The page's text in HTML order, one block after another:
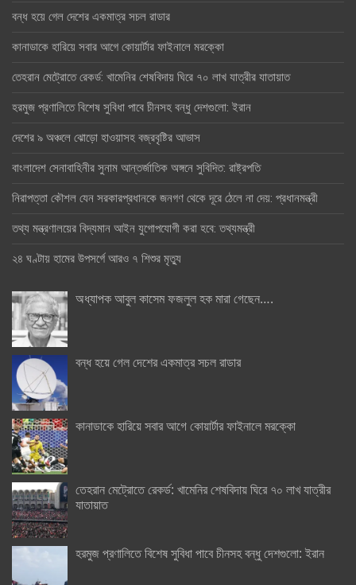
বন্ধ হয়ে গেল দেশের একমাত্র সচল রাডার
কানাডাকে হারিয়ে সবার আগে কোয়ার্টার ফাইনালে মরক্কো
তেহরান মেট্রোতে রেকর্ড: খামেনির শেষবিদায় ঘিরে ৭০ লাখ যাত্রীর যাতায়াত
হরমুজ প্রণালিতে বিশেষ সুবিধা পাবে চীনসহ বন্ধু দেশগুলো: ইরান
দেশের ৯ অঞ্চলে ঝোড়ো হাওয়াসহ বজ্রবৃষ্টির আভাস
বাংলাদেশ সেনাবাহিনীর সুনাম আন্তর্জাতিক অঙ্গনে সুবিদিত: রাষ্ট্রপতি
নিরাপত্তা কৌশল যেন সরকারপ্রধানকে জনগণ থেকে দূরে ঠেলে না দেয়: প্রধানমন্ত্রী
তথ্য মন্ত্রণালয়ের বিদ্যমান আইন যুগোপযোগী করা হবে: তথ্যমন্ত্রী
২৪ ঘণ্টায় হামের উপসর্গে আরও ৭ শিশুর মৃত্যু
অধ্যাপক আবুল কাসেম ফজলুল হক মারা গেছেন….
বন্ধ হয়ে গেল দেশের একমাত্র সচল রাডার
কানাডাকে হারিয়ে সবার আগে কোয়ার্টার ফাইনালে মরক্কো
তেহরান মেট্রোতে রেকর্ড: খামেনির শেষবিদায় ঘিরে ৭০ লাখ যাত্রীর
যাতায়াত
হরমুজ প্রণালিতে বিশেষ সুবিধা পাবে চীনসহ বন্ধু দেশগুলো: ইরান